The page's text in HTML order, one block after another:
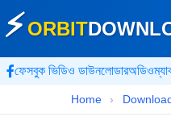
⚡ORBIT
ফেসবুক ভিডিও ডাউনলোডার
Home ›